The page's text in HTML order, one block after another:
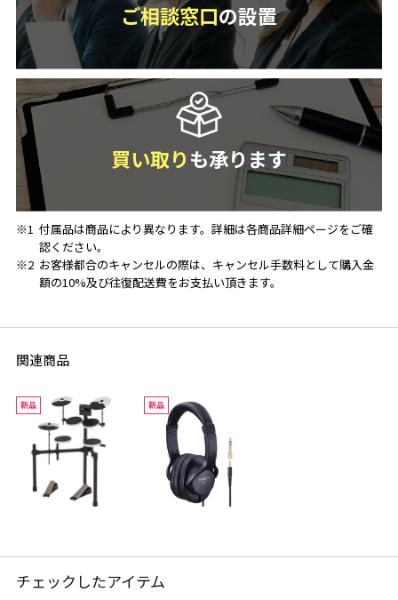
ご相談窓口の設置
買い取りも承ります
※1 付属品は商品により異なります。詳細は各商品詳細ページをご確
認ください。
※2 お客様都合のキャンセルの際は、キャンセル手数料として購入金
額の10%及び往復配送費をお支払い頂きます。
関連商品
新品 新品
チェックしたアイテム